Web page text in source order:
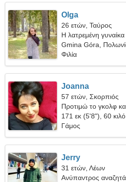
Olga
26 ετών, Ταύρος
Η λατρεμένη γυναίκα
Gmina Góra,
Φιλία
Joanna
57 ετών, Σκορπιός
Προτιμώ το γκολφ
171 εκ (5'8"), 60
Γάμος
Jerry
31 ετών, Λέων
Ανύπαντρος